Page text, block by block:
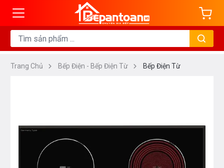
Trang Chủ Bếp Điện - Bếp Điện Từ Bếp Điện Từ